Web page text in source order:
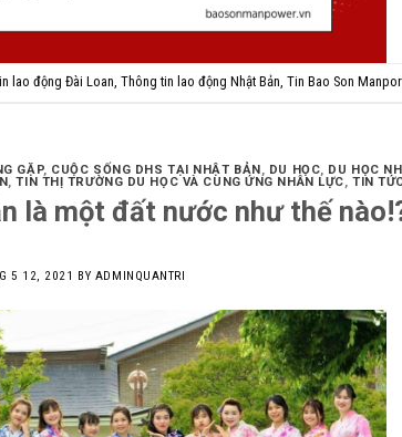
lao động Đài Loan, Thông tin lao động Nhật Bản, Tin Bao Son
GẶP, CUỘC SỐNG DHS TẠI NHẬT BẢN, DU HỌC, DU HỌC
,TIN THỊ TRƯỜNG DU HỌC VÀ CUNG ỨNG NHÂN LỰC,TIN
là một đất nước như thế
5 12, 2021 BY ADMINQUANTRI